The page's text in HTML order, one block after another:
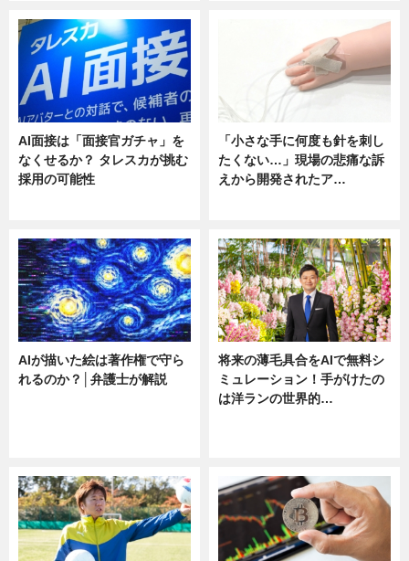
AI面接は「面接官ガチャ」を
なくせるか？ タレスカが挑む
採用の可能性
「小さな手に何度も針を刺し
たくない…」現場の悲痛な訴
えから開発されたア…
AIが描いた絵は著作権で守ら
れるのか？│弁護士が解説
将来の薄毛具合をAIで無料シ
ミュレーション！手がけたの
は洋ランの世界的…